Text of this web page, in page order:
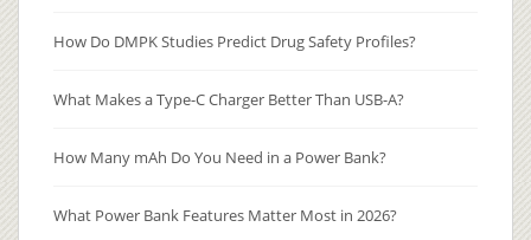
How Do DMPK Studies Predict Drug Safety Profiles?
What Makes a Type-C Charger Better Than USB-A?
How Many mAh Do You Need in a Power Bank?
What Power Bank Features Matter Most in 2026?